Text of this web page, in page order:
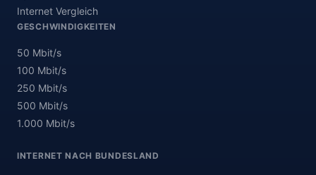
Internet Vergleich
GESCHWINDIGKEITEN
50 Mbit/s
100 Mbit/s
250 Mbit/s
500 Mbit/s
1.000 Mbit/s
INTERNET NACH BUNDESLAND